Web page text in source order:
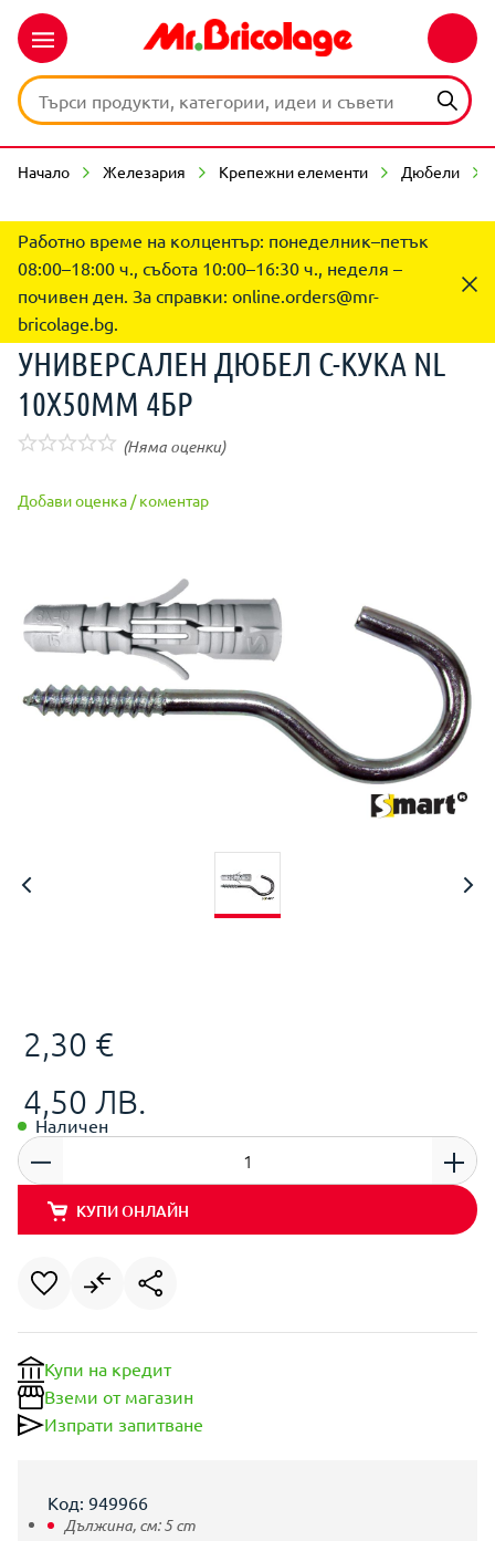
Начало Железария Крепежни елементи Дюбели
Работно време на колцентър: понеделник–петък
08:00–18:00 ч., събота 10:00–16:30 ч., неделя –
почивен ден. За справки: online.orders@mr-
bricolage.bg.
УНИВЕРСАЛЕН ДЮБЕЛ C-КУКА NL
10X50ММ 4БР
(Няма оценки)
Добави оценка / коментар
2,30 €
4,50 ЛВ.
Наличен
КУПИ ОНЛАЙН
Купи на кредит
Вземи от магазин
Изпрати запитване
Код: 949966
Дължина, см:5cm